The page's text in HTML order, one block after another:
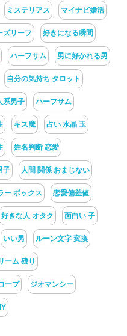
ミステリアス マイナビ婚活
ズリーフ 好きになる瞬間
ハーフサム 男に好かれる男
自分の気持ち タロット
系男子 ハーフサム
キス魔 占い 水晶 玉
姓名判断 恋愛
子 人間 関係 おまじない
ー ボックス 恋愛偏差値
好きな人 オタク 面白い 子
いい男 ルーン文字 変換
ーム 残り
ープ ジオマンシー